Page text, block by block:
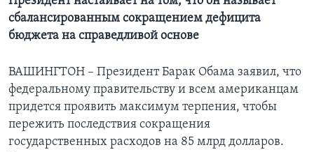
сбалансированным сокращением дефицита
бюджета на справедливой основе
ВАШИНГТОН – Президент Барак Обама заявил, что
федеральному правительству и всем американцам
придется проявить максимум терпения, чтобы
пережить последствия сокращения
государственных расходов на 85 млрд долларов.